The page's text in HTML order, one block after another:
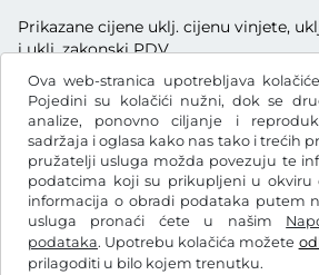
Ova web-stranica upotrebljava
Pojedini su kolačići nužni, dok se
analize, ponovno ciljanje i
sadržaja i oglasa kako nas tako i trećih
pružatelji usluga možda povezuju te
podatcima koji su prikupljeni u okviru
informacija o obradi podataka putem
usluga pronaći ćete u našim
podataka. Upotrebu kolačića možete
prilagoditi u bilo kojem trenutku.
Prikazane cijene uklj. cijenu vinjete,
i uklj. zakonski PDV
€EUR
Facebook Instagram